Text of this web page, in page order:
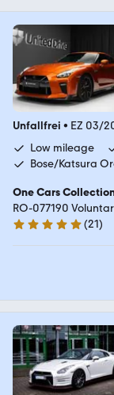
Unfallfrei • EZ 03/
Low mileage
Bose/Katsura
One Cars
RO-077190
5 Sterne
(21)